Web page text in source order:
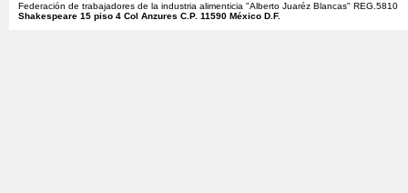
Federación de trabajadores de la industria alimenticia "Alberto Juaréz Blancas" REG.5810
Shakespeare 15 piso 4 Col Anzures C.P. 11590 México D.F.